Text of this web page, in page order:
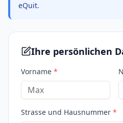
eQuit.
Ihre persönlichen
Vorname *
Strasse und Hausnummer *